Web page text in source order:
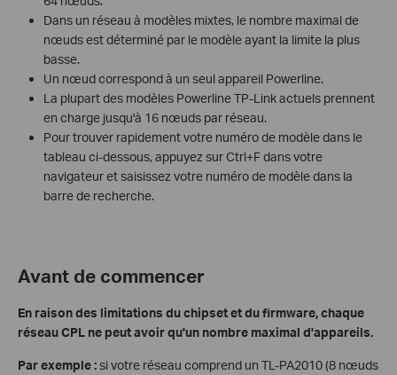
Dans un réseau à modèles mixtes, le nombre maximal de
nœuds est déterminé par le modèle ayant la limite la plus
basse.
Un nœud correspond à un seul appareil Powerline.
La plupart des modèles Powerline TP-Link actuels prennent
en charge jusqu'à 16 nœuds par réseau.
Pour trouver rapidement votre numéro de modèle dans le
tableau ci-dessous, appuyez sur Ctrl+F dans votre
navigateur et saisissez votre numéro de modèle dans la
barre de recherche.
Avant de commencer
En raison des limitations du chipset et du firmware, chaque
réseau CPL ne peut avoir qu'un nombre maximal d'appareils.
Par exemple :si votre réseau comprend un TL-PA2010 (8 nœuds